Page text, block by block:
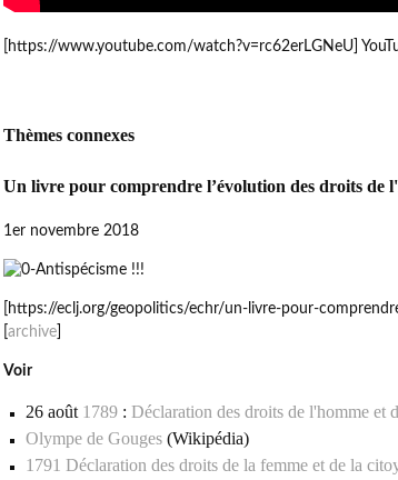
[https://www.youtube.com/watch?v=rc62erLGNeU]
Thèmes connexes
Un livre pour comprendre l’évolution des droits de
1er novembre 2018
[https://eclj.org/geopolitics/echr/un-livre-pour-
archive
Voir
26 août 1789 : Déclaration des droits de l'homme et
Olympe de Gouges (Wikipédia)
1791 Déclaration des droits de la femme et de la